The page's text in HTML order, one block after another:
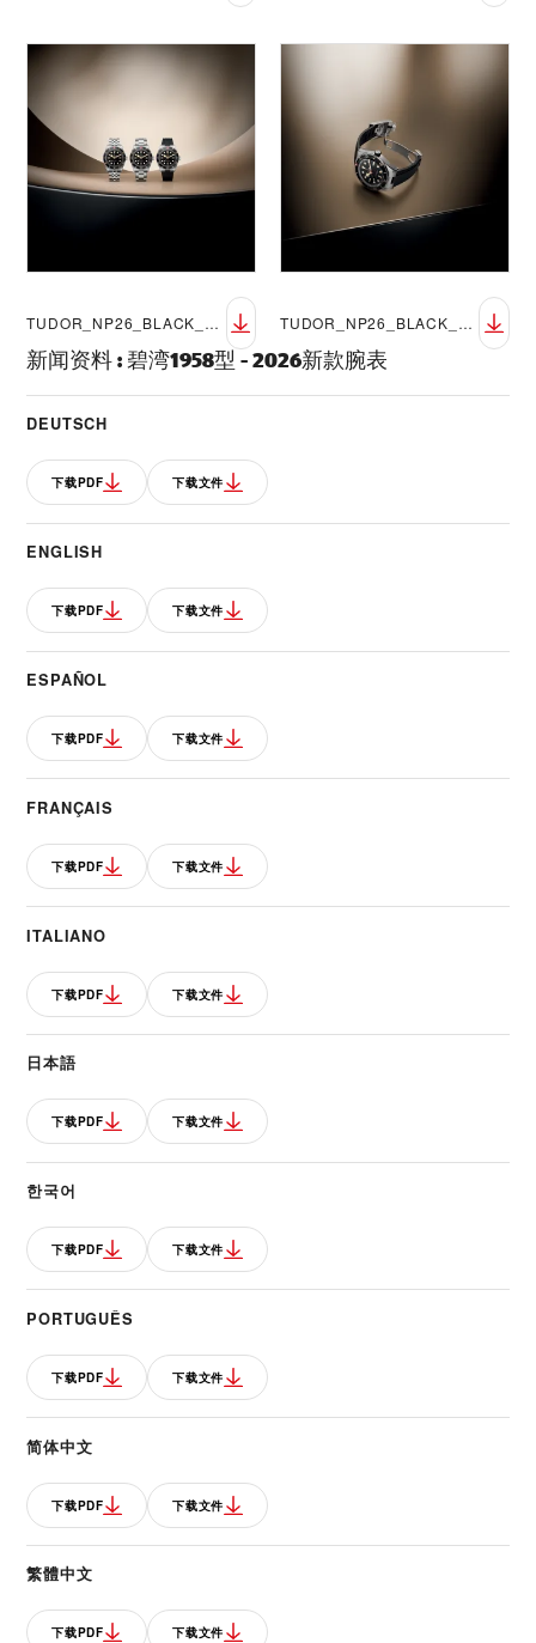
TUDOR_NP26_BLACK_BAY_58_LIFESTYLE_11 TUDOR_NP26_BLACK_BAY_58_LIFESTYLE_12
新闻资料:碧湾1958型 - 2026新款腕表
DEUTSCH
下载PDF 下载文件
ENGLISH
下载PDF 下载文件
ESPAÑOL
下载PDF 下载文件
FRANÇAIS
下载PDF 下载文件
ITALIANO
下载PDF 下载文件
日本語
下载PDF 下载文件
한국어
下载PDF 下载文件
PORTUGUÊS
下载PDF 下载文件
简体中文
下载PDF 下载文件
繁體中文
下载PDF 下载文件